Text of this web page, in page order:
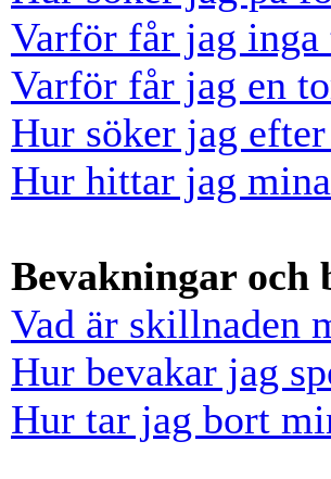
Varför får jag
Varför får jag en
Hur söker jag
Hur hittar jag
Bevakningar och
Vad är skillnaden
Hur bevakar jag
Hur tar jag bort